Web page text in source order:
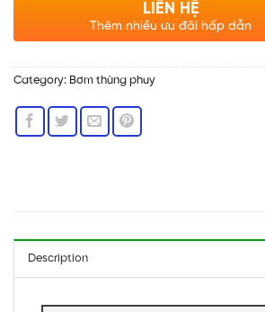
LIÊN HỆ
Thêm nhiều ưu đãi hấp dẫn
Category: Bơm thùng phuy
Description